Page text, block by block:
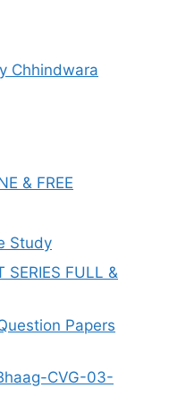
Chhindwara
& FREE
Study
SERIES FULL &
Papers
CVG-03-